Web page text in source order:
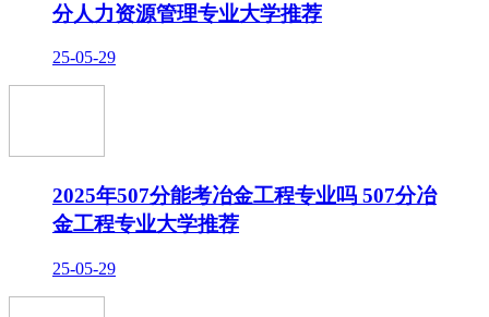
分人力资源管理专业大学推荐
25-05-29
2025年507分能考冶金工程专业吗 507分冶
金工程专业大学推荐
25-05-29